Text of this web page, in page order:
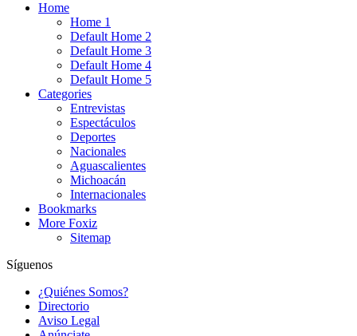
Home
Home 1
Default Home 2
Default Home 3
Default Home 4
Default Home 5
Categories
Entrevistas
Espectáculos
Deportes
Nacionales
Aguascalientes
Michoacán
Internacionales
Bookmarks
More Foxiz
Sitemap
Síguenos
¿Quiénes Somos?
Directorio
Aviso Legal